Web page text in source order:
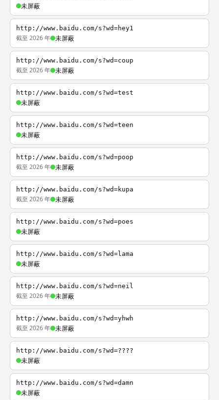
未屏蔽
http://www.baidu.com/s?wd=hey1
截至 2026 年 未屏蔽
http://www.baidu.com/s?wd=coup
截至 2026 年 未屏蔽
http://www.baidu.com/s?wd=test
未屏蔽
http://www.baidu.com/s?wd=teen
未屏蔽
http://www.baidu.com/s?wd=poop
截至 2026 年 未屏蔽
http://www.baidu.com/s?wd=kupa
截至 2026 年 未屏蔽
http://www.baidu.com/s?wd=poes
未屏蔽
http://www.baidu.com/s?wd=lama
未屏蔽
http://www.baidu.com/s?wd=neil
截至 2026 年 未屏蔽
http://www.baidu.com/s?wd=yhwh
截至 2026 年 未屏蔽
http://www.baidu.com/s?wd=????
未屏蔽
http://www.baidu.com/s?wd=damn
未屏蔽